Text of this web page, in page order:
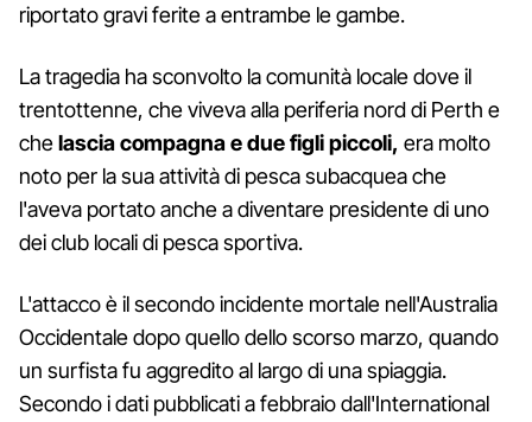
riportato gravi ferite a entrambe le gambe.
La tragedia ha sconvolto la comunità locale dove il
trentottenne, che viveva alla periferia nord di Perth e
chelascia compagna e due figli piccoli, era molto
noto per la sua attività di pesca subacquea che
l'aveva portato anche a diventare presidente di uno
dei club locali di pesca sportiva.
L'attacco è il secondo incidente mortale nell'Australia
Occidentale dopo quello dello scorso marzo, quando
un surfista fu aggredito al largo di una spiaggia.
Secondo i dati pubblicati a febbraio dall'International